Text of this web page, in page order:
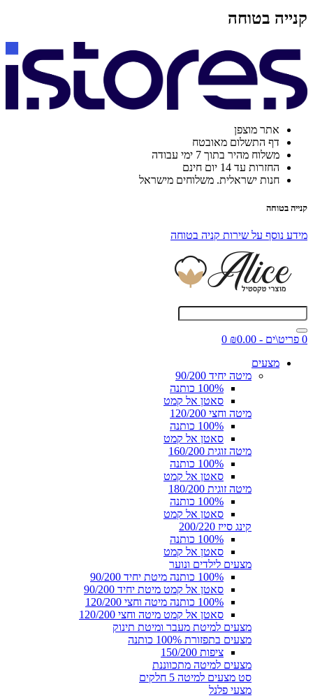
קנייה בטוחה
אתר מוצפן
דף התשלום מאובטח
משלוח מהיר בתוך 7 ימי עבודה
החזרות עד 14 יום חינם
חנות ישראלית. משלוחים מישראל
קנייה בטוחה
מידע נוסף על שירות קניה בטוחה
0 פריט\ים - ₪0.00
0
מצעים
מיטה יחיד 90/200
100% כותנה
סאטן אל קמט
מיטה וחצי 120/200
100% כותנה
סאטן אל קמט
מיטה זוגית 160/200
100% כותנה
סאטן אל קמט
מיטה זוגית 180/200
100% כותנה
סאטן אל קמט
קינג סייז 200/220
100% כותנה
סאטן אל קמט
מצעים לילדים ונוער
100% כותנה מיטת יחיד 90/200
סאטן אל קמט מיטת יחיד 90/200
100% כותנה מיטה וחצי 120/200
סאטן אל קמט מיטה וחצי 120/200
מצעים למיטת מעבר ומיטת תינוק
מצעים בתפזורת 100% כותנה
ציפות 150/200
מצעים למיטה מתכווננת
סט מצעים למיטה 5 חלקים
מצעי פלנל